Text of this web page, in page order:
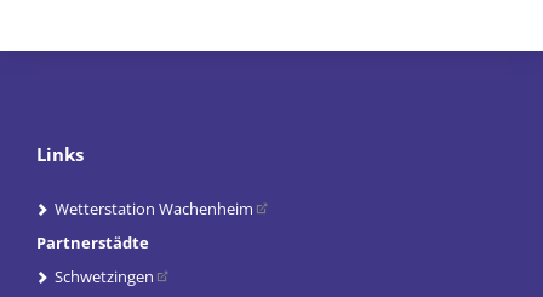
Links
Wetterstation Wachenheim
Partnerstädte
Schwetzingen